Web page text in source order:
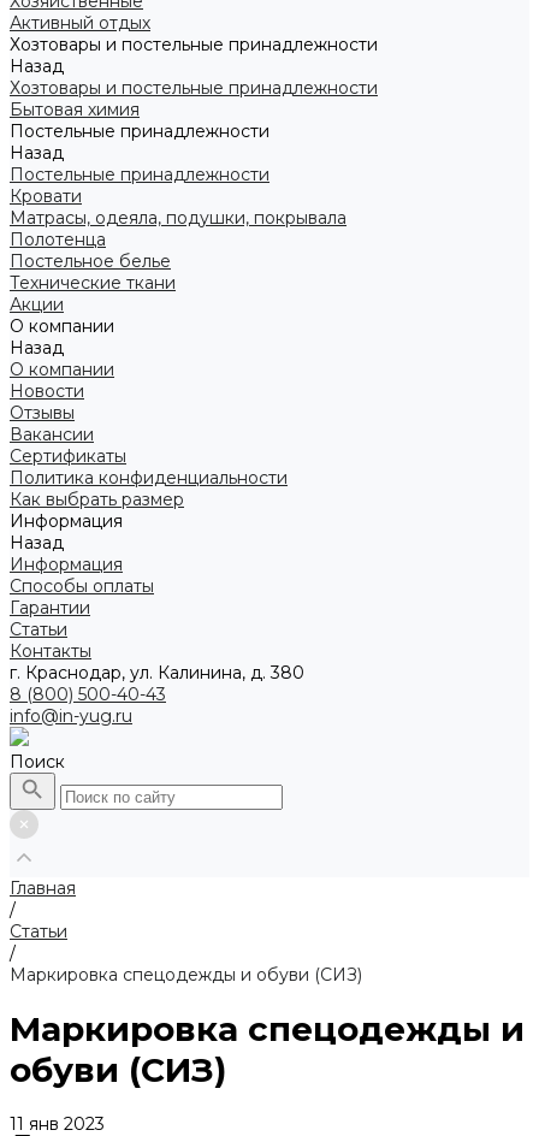
Активный отдых
Хозтовары и постельные принадлежности
Назад
Хозтовары и постельные принадлежности
Бытовая химия
Постельные принадлежности
Назад
Постельные принадлежности
Кровати
Матрасы, одеяла, подушки, покрывала
Полотенца
Постельное белье
Технические ткани
Акции
О компании
Назад
О компании
Новости
Отзывы
Вакансии
Сертификаты
Политика конфиденциальности
Как выбрать размер
Информация
Назад
Информация
Способы оплаты
Гарантии
Статьи
Контакты
г. Краснодар, ул. Калинина, д. 380
8 (800) 500-40-43
info@in-yug.ru
Поиск
Главная
/
Статьи
/
Маркировка спецодежды и обуви (СИЗ)
Маркировка спецодежды и
обуви (СИЗ)
11 янв 2023